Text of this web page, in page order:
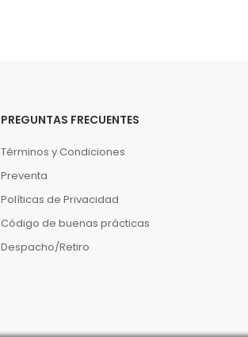
PREGUNTAS FRECUENTES
Términos y Condiciones
Preventa
Políticas de Privacidad
Código de buenas prácticas
Despacho/Retiro